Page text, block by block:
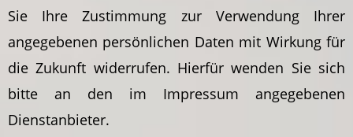
Sie Ihre Zustimmung zur Verwendung Ihrer
angegebenen persönlichen Daten mit Wirkung für
die Zukunft widerrufen. Hierfür wenden Sie sich
bitte an den im Impressum angegebenen
Dienstanbieter.